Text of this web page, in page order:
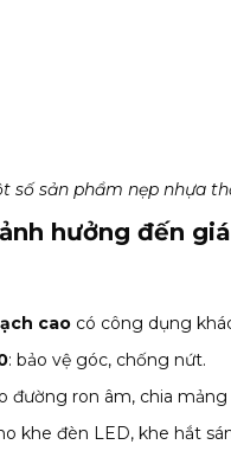
số sản phẩm nẹp nhựa
hưởng đến
cao có công dụng
: bảo vệ góc, chống nứt.
đường ron âm, chia mảng
khe đèn LED, khe hắt